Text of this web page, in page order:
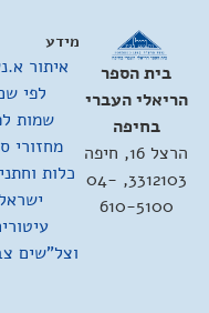
בית הספר
הריאלי העברי
בחיפה
הרצל 16, חיפה
3312103, 04-
610-5100
מידע
איתור
לפי
שמות
מחזורי
כלות
ישראל
וצל"שים